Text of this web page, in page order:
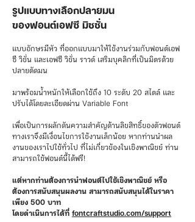
รูปแบบทางเลือกปลายมน
ของฟอนต์เอฟซี มิชชั่น
แบบอักษรมีหัว ที่ออกแบบมาให้ใช้งานร่วมกับฟอนต์เอฟ
ซี วิชั่น และเอฟซี วิชั่น ราวด์ เสริมบุคลิกที่เป็นมิตรด้วย
ปลายตัดมน
มาพร้อมน้ำหนักให้เลือกใช้ถึง 10 ระดับ 20 สไตล์ และ
ปรับได้โดยละเอียดผ่าน Variable Font
เพื่อเป็นการผลักดันความสำคัญด้านลิขสิทธิ์ของตัวฟอนต์
ทางเราจึงมีเงื่อนไขการใช้งานเล็กน้อย หากท่านนำผล
งานของเราไปใช้ทั่วไป ที่ไม่เกี่ยวข้องในเชิงพาณิชย์ ท่าน
สามารถใช้ฟอนต์นี้ได้ฟรี!
แต่หากท่านต้องการนำฟอนต์ไปใช้เชิงพาณิชย์ หรือ
ต้องการสนับสนุนผลงาน สามารถสนับสนุนได้ในราคา
เพียง 500 บาท
โดยดำเนินการได้ที่ fontcraftstudio.com/support